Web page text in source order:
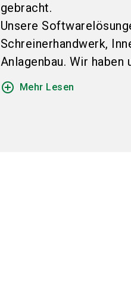
gebracht.
Unsere
Schreinerhandwerk,
Anlagenbau. Wir
add_circle_outline Mehr Lesen